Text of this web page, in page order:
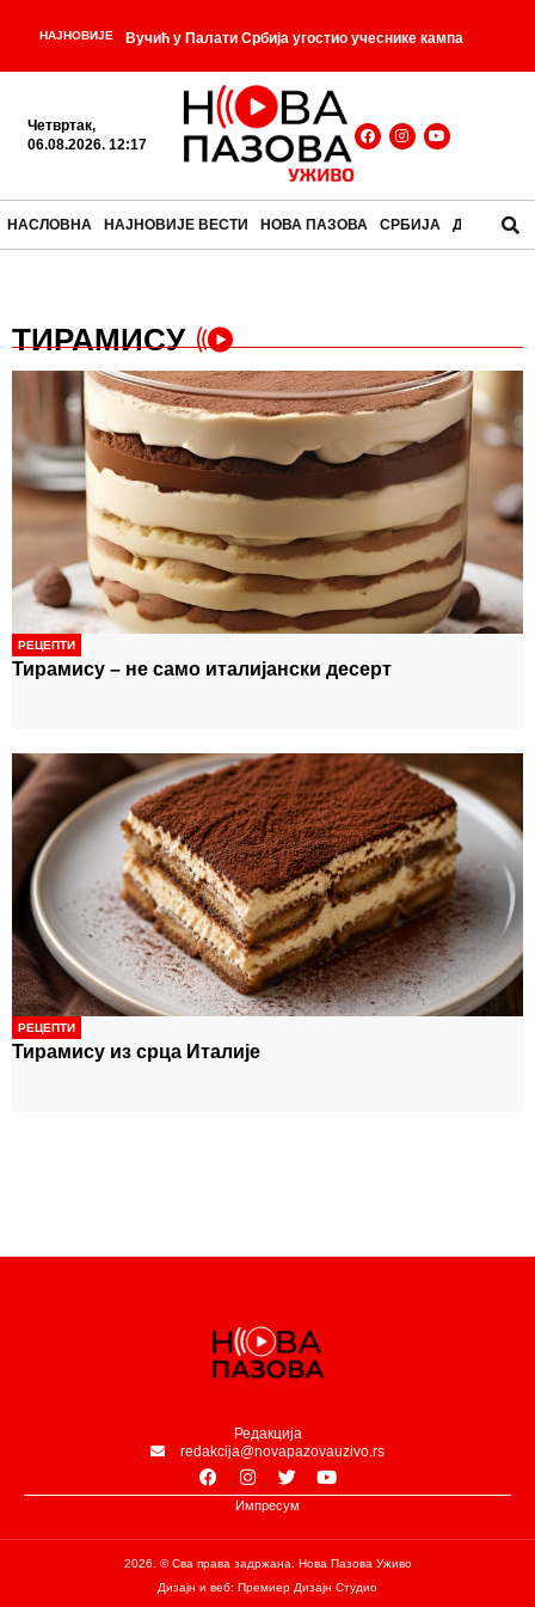
НАЈНОВИЈЕ Вучић у Палати Србија угостио учеснике кампа
„Србија те зове 2026“ - Завера у механи и српски
Џејмс Бонд из 1787. године - У Србији сутра топло,
-
-
тражио остатке старих богова
БУДИМЉАНСКО-НИКШИЋКА ДУБОКО ЗАХВАЛНА
ВУЧИЋУ: Председников говор у Мркоњић Граду
снажно одјекнуо регионом
Четвртак,
06.08.2026. 12:17
НАСЛОВНА НАЈНОВИЈЕ ВЕСТИ НОВА ПАЗОВА СРБИЈА ДРУШТВО
ТИРАМИСУ
РЕЦЕПТИ
Тирамису – не само италијански десерт
РЕЦЕПТИ
Тирамису из срца Италије
Редакција
redakcija@novapazovauzivo.rs
Импресум
2026. © Сва права задржана. Нова Пазова Уживо
Дизајн и веб: Премиер Дизајн Студио